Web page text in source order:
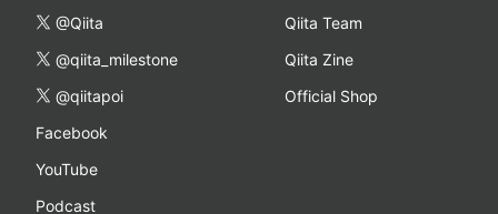
@Qiita
@qiita_milestone
@qiitapoi
Facebook
YouTube
Podcast
Qiita Team
Qiita Zine
Official Shop